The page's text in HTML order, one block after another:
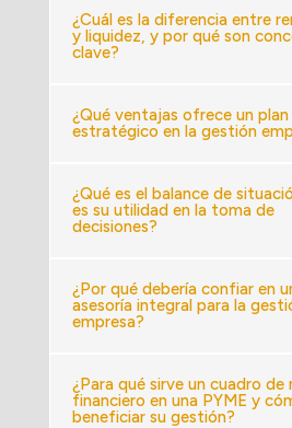
¿Cuál es la diferencia entre
y liquidez, y por qué son
clave?
¿Qué ventajas ofrece un plan
estratégico en la gestión
¿Qué es el balance de
es su utilidad en la toma de
decisiones?
¿Por qué debería confiar en
asesoría integral para la
empresa?
¿Para qué sirve un cuadro de
financiero en una PYME y
beneficiar su gestión?